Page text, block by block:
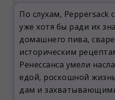
По слухам, Peppersack
уже хотя бы ради их
домашнего пива,
историческим
Ренессанса умели
едой, роскошной
дам и